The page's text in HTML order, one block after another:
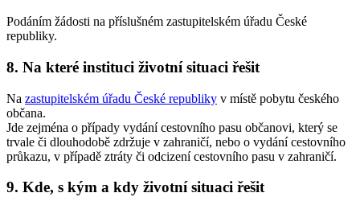
Podáním žádosti na příslušném zastupitelském úřadu České
republiky.
8. Na které instituci životní situaci řešit
Na zastupitelském úřadu České republiky v místě pobytu českého
občana.
Jde zejména o případy vydání cestovního pasu občanovi, který se
trvale či dlouhodobě zdržuje v zahraničí, nebo o vydání cestovního
průkazu, v případě ztráty či odcizení cestovního pasu v zahraničí.
9. Kde, s kým a kdy životní situaci řešit